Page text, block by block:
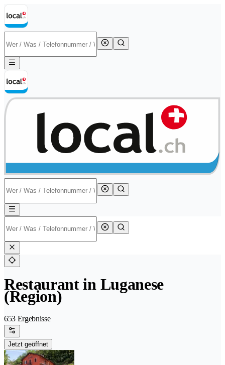
Restaurant in Luganese
(Region)
653 Ergebnisse
Jetzt geöffnet